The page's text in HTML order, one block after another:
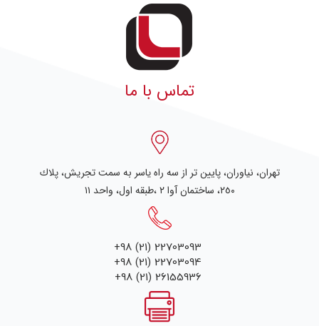
تماس با ما
تهران، نياوران، پایین تر از سه راه یاسر به سمت تجریش، پلاك
٢٥٠، ساختمان آوا ۲ ،طبقه اول، واحد ۱۱
+98 (21) 22703093
+98 (21) 22703094
+98 (21) 26155936